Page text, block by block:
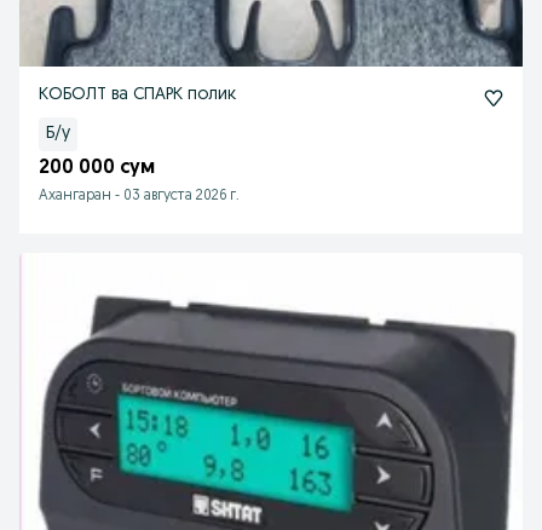
КОБОЛТ ва СПАРК полик
Б/у
200 000 сум
Ахангаран - 03 августа 2026 г.